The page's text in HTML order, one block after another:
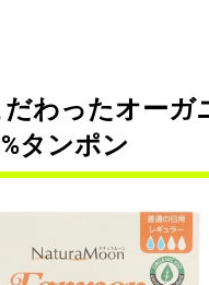
わったオーガ
タンポン